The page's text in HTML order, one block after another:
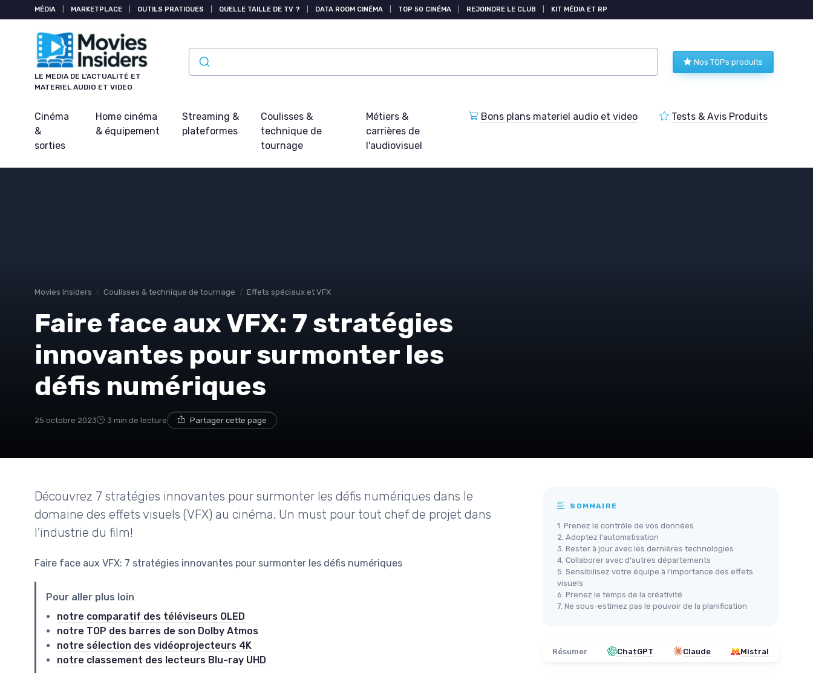
MÉDIA MARKETPLACE OUTILS PRATIQUES QUELLE TAILLE DE TV ? DATA ROOM CINÉMA TOP 50 CINÉMA REJOINDRE LE CLUB KIT MÉDIA ET RP
LE MEDIA DE L'ACTUALITÉ ET
MATERIEL AUDIO ET VIDEO
Nos TOPs produits
Cinéma
&
sorties
Home cinéma
& équipement
Streaming &
plateformes
Coulisses &
technique de
tournage
Métiers &
carrières de
l'audiovisuel
Bons plans materiel audio et video Tests & Avis Produits
Movies Insiders Coulisses & technique de tournage Effets spéciaux et VFX
Faire face aux VFX: 7 stratégies
innovantes pour surmonter les
défis numériques
25 octobre 2023 3 min de lecture Partager cette page
Découvrez 7 stratégies innovantes pour surmonter les défis numériques dans le
domaine des effets visuels (VFX) au cinéma. Un must pour tout chef de projet dans
l'industrie du film!
Faire face aux VFX: 7 stratégies innovantes pour surmonter les défis numériques
Pour aller plus loin
notre comparatif des téléviseurs OLED
notre TOP des barres de son Dolby Atmos
notre sélection des vidéoprojecteurs 4K
notre classement des lecteurs Blu-ray UHD
SOMMAIRE
1. Prenez le contrôle de vos données
2. Adoptez l'automatisation
3. Rester à jour avec les dernières technologies
4. Collaborer avec d'autres départements
5. Sensibilisez votre équipe à l'importance des effets
visuels
6. Prenez le temps de la créativité
7. Ne sous-estimez pas le pouvoir de la planification
Résumer ChatGPT Claude Mistral
Panneau de gestion des cookies